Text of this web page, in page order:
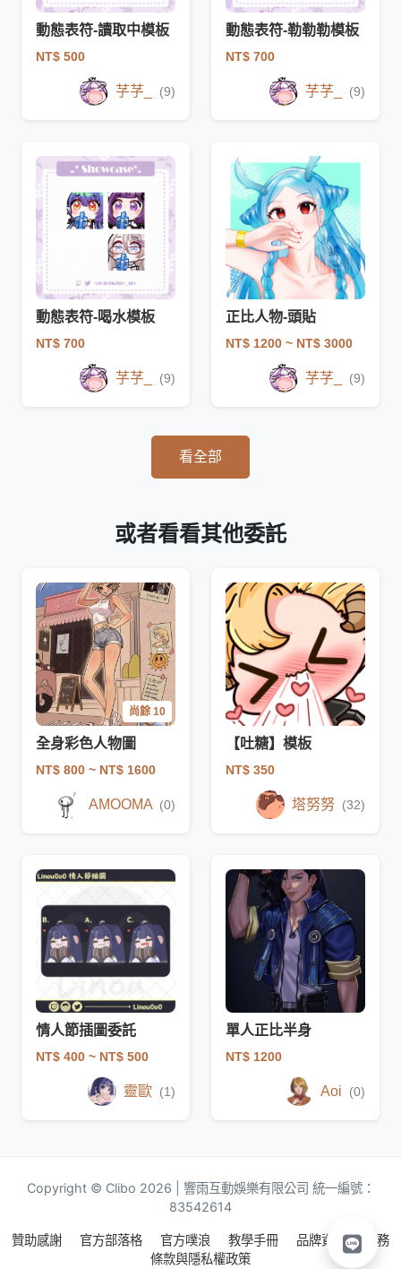
動態表符-讀取中模板
NT$ 500
芓芓_ (9)
動態表符-勒勒勒模板
NT$ 700
芓芓_ (9)
動態表符-喝水模板
NT$ 700
芓芓_ (9)
正比人物-頭貼
NT$ 1200 ~ NT$ 3000
芓芓_ (9)
看全部
或者看看其他委託
尚餘 10
全身彩色人物圖
NT$ 800 ~ NT$ 1600
AMOOMA (0)
【吐糖】模板
NT$ 350
塔努努 (32)
情人節插圖委託
NT$ 400 ~ NT$ 500
靈歐 (1)
單人正比半身
NT$ 1200
Aoi (0)
Copyright © Clibo 2026 | 響雨互動娛樂有限公司 統一編號：
83542614
贊助感謝 官方部落格 官方噗浪 教學手冊 品牌資源
服務
條款與隱私權政策